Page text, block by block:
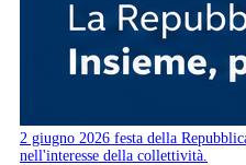
2 giugno 2026 festa della
nell'interesse della collettività.